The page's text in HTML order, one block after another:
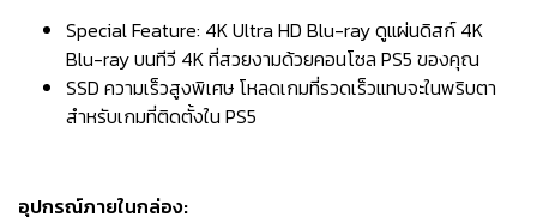
Special Feature: 4K Ultra HD Blu-ray ดูแผ่นดิสก์ 4K
Blu-ray บนทีวี 4K ที่สวยงามด้วยคอนโซล PS5 ของคุณ
SSD ความเร็วสูงพิเศษ โหลดเกมที่รวดเร็วแทบจะในพริบตา
สำหรับเกมที่ติดตั้งใน PS5
อุปกรณ์ภายในกล่อง: